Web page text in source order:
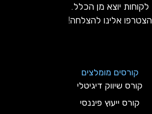
לקוחות יוצא מן הכלל.
הצטרפו אלינו להצלחה!
קורסים מומלצים
קורס שיווק דיגיטלי
קורס ייעוץ פיננסי